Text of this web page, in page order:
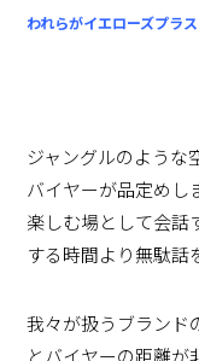
われらがイエローズプラス
ジャングルのような
バイヤーが品定めし
楽しむ場として会話
する時間より無駄話
我々が扱うブランド